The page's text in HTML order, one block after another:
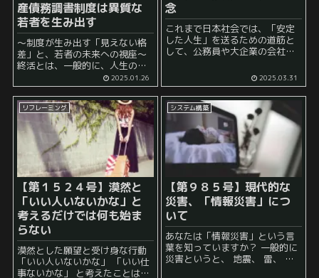
産債務調書制度は異質な
若者を生み出す
～制度が生み出す「見えない格
差」と、若者の未来への視座～
終活とは、一般的に、人生の終
焉に向けて、身辺整理や財産整
理などを行う活動を指します。
多くの人にとって、終活は老後
に意識するものであり、若いう
ちから積極的に取り組むもの...
2025.01.26
念
これまで日本社会では、「安定
した人生」を送るための道筋と
して、公務員や大企業の会社員
した。「公務員になれば一生安
泰」「大企業に就職すれば社会
的地位が得られる」と、多くの
人々が信じて疑わず、そのため
に受験...
2025.03.31
リフレーミング
【第１５２４号】漠然と
「いい人いないかな」と
考えるだけでは何も始ま
らない
漠然とした願望と受け身な行動
「いい人いないかな」 「いい仕
事ないかな」 と考えたことは一
システム構築
【第９８５号】現代的な
災害、「情報災害」につ
いて
あなたは「情報災害」という言
葉を知っていますか？ 一般的に
災害というと、 地震、 雷、 火